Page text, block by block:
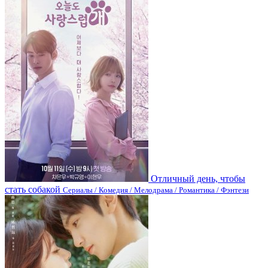
Отличный день, чтобы
стать собакой Сериалы / Комедия / Мелодрама / Романтика / Фэнтези